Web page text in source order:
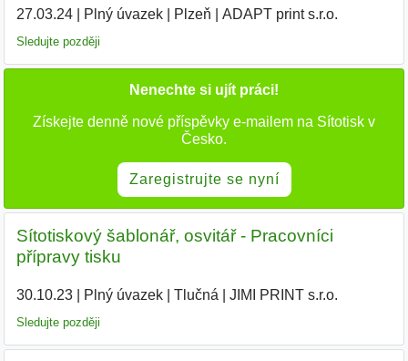
27.03.24| Plný úvazek| Plzeň ADAPT print s.r.o.
Sledujte později
Nenechte si ujít práci!
Získejte denně nové příspěvky e-mailem na Sítotisk v
Česko.
Zaregistrujte se nyní
Sítotiskový šablonář, osvitář - Pracovníci
přípravy tisku
30.10.23| Plný úvazek| Tlučná JIMI PRINT s.r.o.
Sledujte později